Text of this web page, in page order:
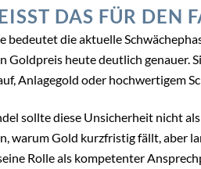
DAS FÜR DEN
bedeutet die aktuelle
Goldpreis heute deutlich genauer.
Anlagegold oder hochwertigem
sollte diese Unsicherheit nicht
warum Gold kurzfristig fällt, aber
Rolle als kompetenter